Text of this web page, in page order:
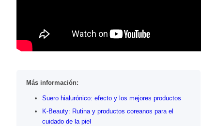
Más información:
Suero hialurónico: efecto y los mejores productos
K-Beauty: Rutina y productos coreanos para el
cuidado de la piel